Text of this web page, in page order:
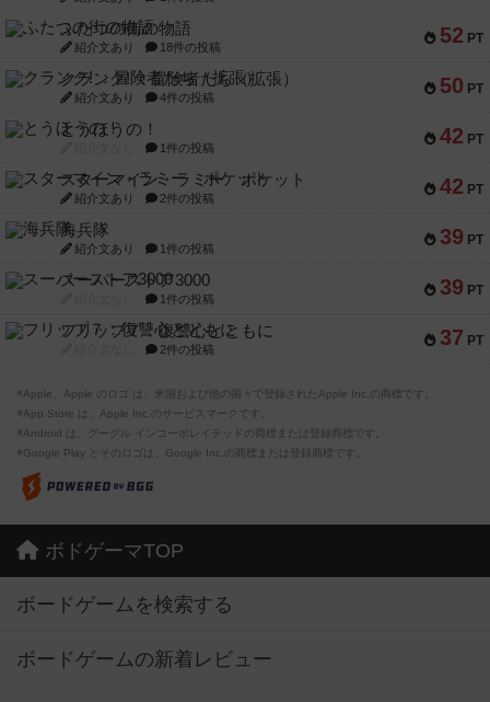
52 PT
ふたつの街の物語
紹介文あり 18件の投稿
50 PT
クランク! ：冒険者たち（拡張）
紹介文あり 4件の投稿
42 PT
とうほうの！
1件の投稿
42 PT
スターマイン・ラミー ポケット
紹介文あり 2件の投稿
39 PT
海兵隊
紹介文あり 1件の投稿
39 PT
スーパーストア3000
1件の投稿
37 PT
フリップ７：復讐心とともに
2件の投稿
※Apple、Apple のロゴ は、米国および他の国々で登録されたApple Inc.の商標です。
※App Store は、Apple Inc.のサービスマークです。
※Android は、グーグル インコーポレイテッドの商標または登録商標です。
※Google Play とそのロゴは、Google Inc.の商標または登録商標です。
ボドゲーマTOP
ボードゲームを検索する
ボードゲームの新着レビュー